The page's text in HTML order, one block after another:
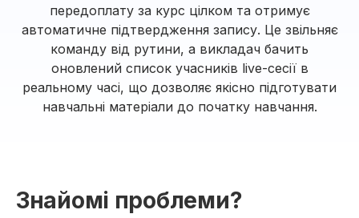
передоплату за курс цілком та отримує
автоматичне підтвердження запису. Це звільняє
команду від рутини, а викладач бачить
оновлений список учасників live-сесії в
реальному часі, що дозволяє якісно підготувати
навчальні матеріали до початку навчання.
Знайомі проблеми?